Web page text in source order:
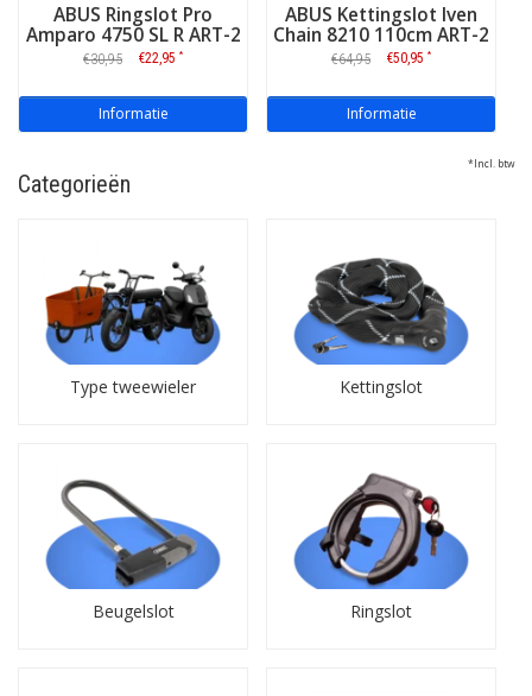
ABUS Ringslot Pro
Amparo 4750 SL R ART-2
€30,95 €22,95 *
Informatie
ABUS Kettingslot Iven
Chain 8210 110cm ART-2
€64,95 €50,95 *
Informatie
*Incl. btw
Categorieën
Type tweewieler Kettingslot
Beugelslot Ringslot